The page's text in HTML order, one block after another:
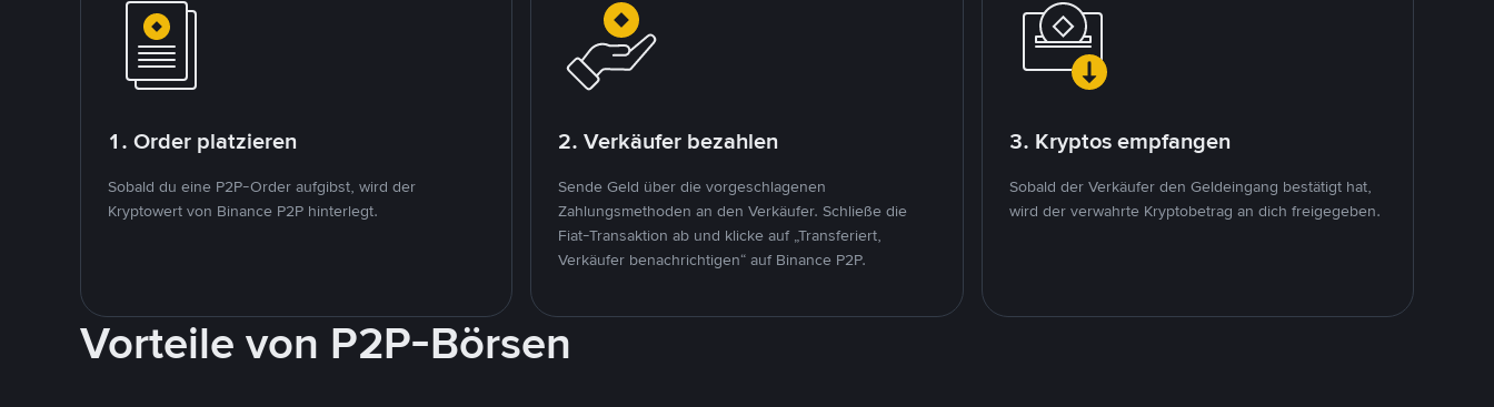
1. Order platzieren
Sobald du eine P2P-Order aufgibst, wird der
Kryptowert von Binance P2P hinterlegt.
2. Verkäufer bezahlen
Sende Geld über die vorgeschlagenen
Zahlungsmethoden an den Verkäufer. Schließe die
Fiat-Transaktion ab und klicke auf „Transferiert,
Verkäufer benachrichtigen“ auf Binance P2P.
3. Kryptos empfangen
Sobald der Verkäufer den Geldeingang bestätigt hat,
wird der verwahrte Kryptobetrag an dich freigegeben.
Vorteile von P2P-Börsen